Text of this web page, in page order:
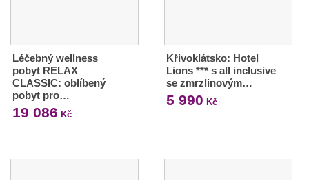
Léčebný wellness
pobyt RELAX
CLASSIC: oblíbený
pobyt pro…
19 086 Kč
Křivoklátsko: Hotel
Lions *** s all inclusive
se zmrzlinovým…
5 990 Kč